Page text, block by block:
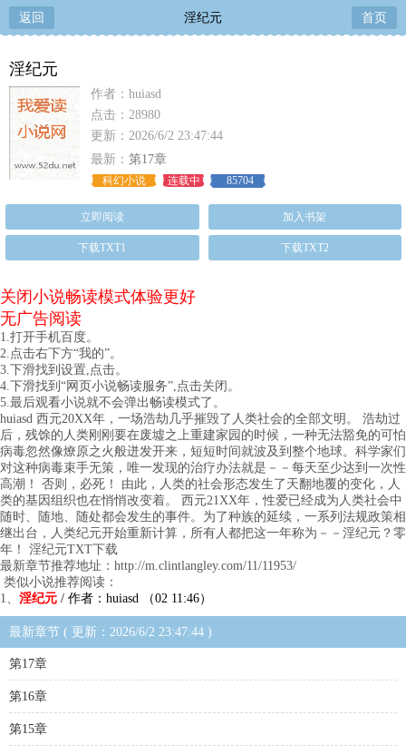
返回 淫纪元 首页
淫纪元
作者：huiasd
点击：28980
更新：2026/6/2 23:47:44
最新： 第17章
科幻小说 连载中 85704
立即阅读 加入书架
下载TXT1 下载TXT2
关闭小说畅读模式体验更好
无广告阅读
1.打开手机百度。
2.点击右下方“我的”。
3.下滑找到设置,点击。
4.下滑找到“网页小说畅读服务”,点击关闭。
5.最后观看小说就不会弹出畅读模式了。
huiasd 西元20XX年，一场浩劫几乎摧毁了人类社会的全部文明。 浩劫过
后，残馀的人类刚刚要在废墟之上重建家园的时候，一种无法豁免的可怕
病毒忽然像燎原之火般迸发开来，短短时间就波及到整个地球。科学家们
对这种病毒束手无策，唯一发现的治疗办法就是－－每天至少达到一次性
高潮！ 否则，必死！ 由此，人类的社会形态发生了天翻地覆的变化，人
类的基因组织也在悄悄改变着。 西元21XX年，性爱已经成为人类社会中
随时、随地、随处都会发生的事件。为了种族的延续，一系列法规政策相
继出台，人类纪元开始重新计算，所有人都把这一年称为－－淫纪元？零
年！ 淫纪元TXT下载
最新章节推荐地址：http://m.clintlangley.com/11/11953/
类似小说推荐阅读：
1、 淫纪元 / 作者：huiasd （02 11:46）
最新章节 ( 更新：2026/6/2 23:47:44 )
第17章
第16章
第15章